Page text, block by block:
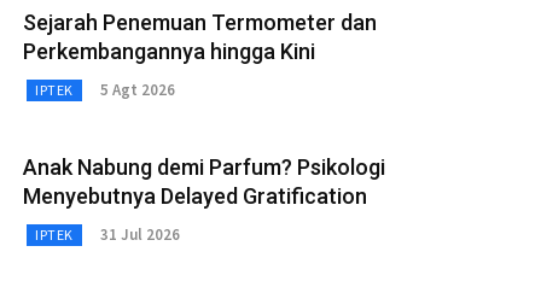
Sejarah Penemuan Termometer dan
Perkembangannya hingga Kini
IPTEK 5 Agt 2026
Anak Nabung demi Parfum? Psikologi
Menyebutnya Delayed Gratification
IPTEK 31 Jul 2026